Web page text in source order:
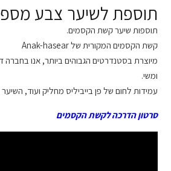
תוספת לשיער צבע מספר 6 –
תוספות שיער קשת הקסמים.
קשת הקסמים המקורית של Anak-hasear
מיוצרת בסטנדרטים הגבוהים ביותר, אנו בחברה
ומשי.
עמידות לחום של פן בייביליס מחליק ועוד, השיער הוא 100% שיער
סרטון הדרכה לקשת הקסמים